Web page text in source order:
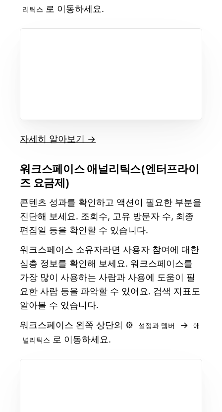
리틱스 로 이동하세요.
자세히 알아보기 →
워크스페이스 애널리틱스(엔터프라이
즈 요금제)
콘텐츠 성과를 확인하고 액션이 필요한 부분을
진단해 보세요. 조회수, 고유 방문자 수, 최종
편집일 등을 확인할 수 있습니다.
워크스페이스 소유자라면 사용자 참여에 대한
심층 정보를 확인해 보세요. 워크스페이스를
가장 많이 사용하는 사람과 사용에 도움이 필
요한 사람 등을 파악할 수 있어요. 검색 지표도
알아볼 수 있습니다.
워크스페이스 왼쪽 상단의 ⚙
설정과 멤버 →
애
널리틱스 로 이동하세요.